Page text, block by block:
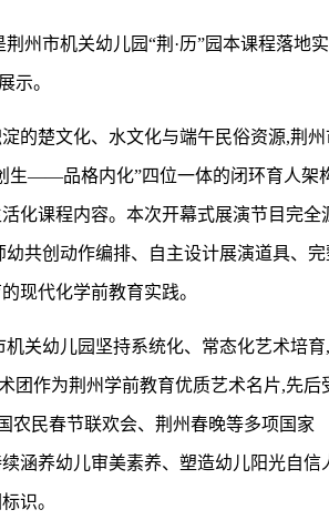
州市机关幼儿园“荆·历”园本课程落地实
示。
的楚文化、水文化与端午民俗资源,荆州
——品格内化”四位一体的闭环育人架
化课程内容。本次开幕式展演节目完全
共创动作编排、自主设计展演道具、完
现代化学前教育实践。
关幼儿园坚持系统化、常态化艺术培育
团作为荆州学前教育优质艺术名片,先后
农民春节联欢会、荆州春晚等多项国家
涵养幼儿审美素养、塑造幼儿阳光自信
识。